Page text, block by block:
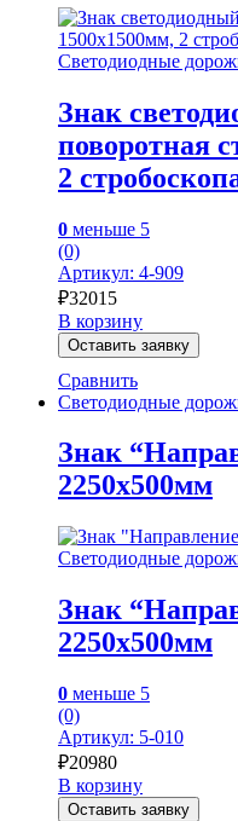
Светодиодные
Знак
поворотная
2
0 меньше 5
(0)
Артикул: 4-909
₽32015
В корзину
Оставить заявку
Сравнить
Светодиодные
Знак
2250х500мм
Светодиодные
Знак
2250х500мм
0 меньше 5
(0)
Артикул: 5-010
₽20980
В корзину
Оставить заявку